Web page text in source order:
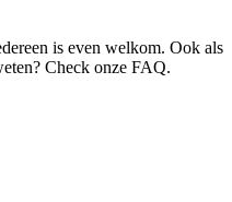
is even welkom. Ook als
Check onze FAQ.